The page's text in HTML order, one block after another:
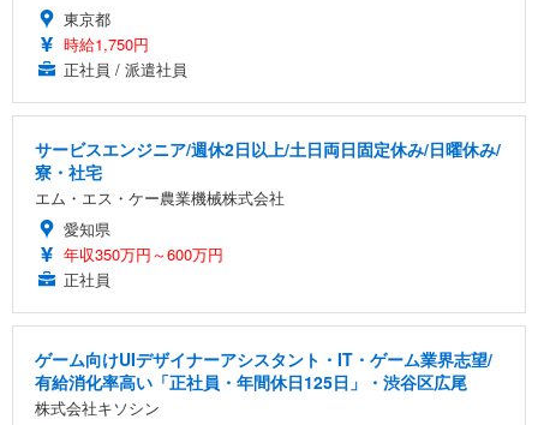
東京都
時給1,750円
正社員 / 派遣社員
サービスエンジニア/週休2日以上/土日両日固定休み/日曜休み/
寮・社宅
エム・エス・ケー農業機械株式会社
愛知県
年収350万円～600万円
正社員
ゲーム向けUIデザイナーアシスタント・IT・ゲーム業界志望/
有給消化率高い「正社員・年間休日125日」・渋谷区広尾
株式会社キソシン